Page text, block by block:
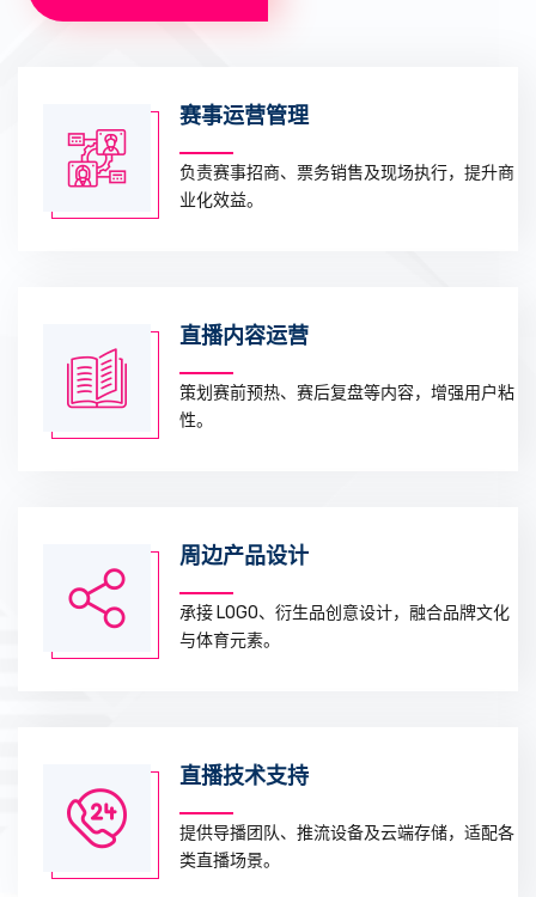
赛事运营管理
负责赛事招商、票务销售及现场执行，提升商
业化效益。
直播内容运营
策划赛前预热、赛后复盘等内容，增强用户粘
性。
周边产品设计
承接 LOGO、衍生品创意设计，融合品牌文化
与体育元素。
直播技术支持
提供导播团队、推流设备及云端存储，适配各
类直播场景。